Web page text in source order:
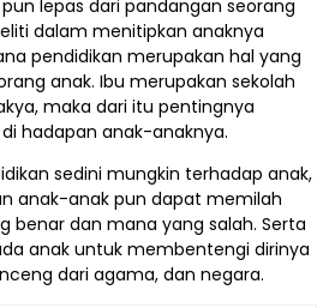
lepas dari pandangan seorang
dalam menitipkan anaknya
pendidikan merupakan hal yang
anak. Ibu merupakan sekolah
maka dari itu pentingnya
di hadapan anak-anaknya.
sedini mungkin terhadap anak,
anak-anak pun dapat memilah
benar dan mana yang salah. Serta
anak untuk membentengi dirinya
dari agama, dan negara.